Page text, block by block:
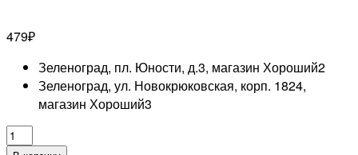
479₽
Зеленоград, пл. Юности, д.3, магазин Хороший2
Зеленоград, ул. Новокрюковская, корп. 1824,
магазин Хороший3
Количество